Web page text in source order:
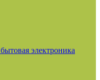
электроника